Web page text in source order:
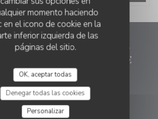
momento haciendo
en el icono de cookie en la
inferior izquierda de las
páginas del sitio.
OK, aceptar todas
Denegar todas las cookies
Personalizar
LA COUR de la Ch’tite
de la Monnaie LILLE
Rue de la Monnaie 59800 Lille
03 45 16 80 47